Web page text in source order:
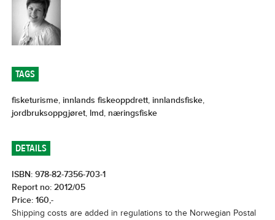
TAGS
fisketurisme, innlands fiskeoppdrett, innlandsfiske,
jordbruksoppgjøret, lmd, næringsfiske
DETAILS
ISBN: 978-82-7356-703-1
Report no: 2012/05
Price: 160,-
Shipping costs are added in regulations to the Norwegian Postal